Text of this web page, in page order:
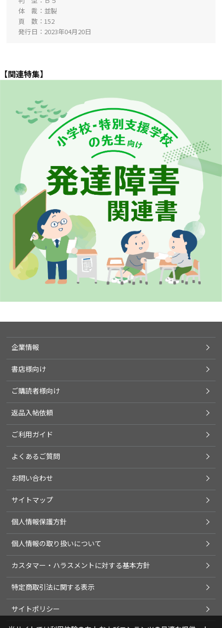
体 裁
並製
頁 数
152
発行日
2023年04月20日
【関連特集】
企業情報
書店様向け
ご購読者様向け
返品入帖依頼
ご利用ガイド
よくあるご質問
お問い合わせ
サイトマップ
個人情報保護方針
個人情報の取り扱いについて
カスタマー・ハラスメントに対する基本方針
特定商取引法に関する表示
サイトポリシー